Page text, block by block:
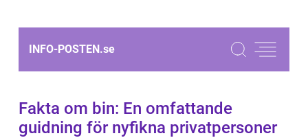
INFO-POSTEN.se
Fakta om bin: En omfattande
guidning för nyfikna privatpersoner